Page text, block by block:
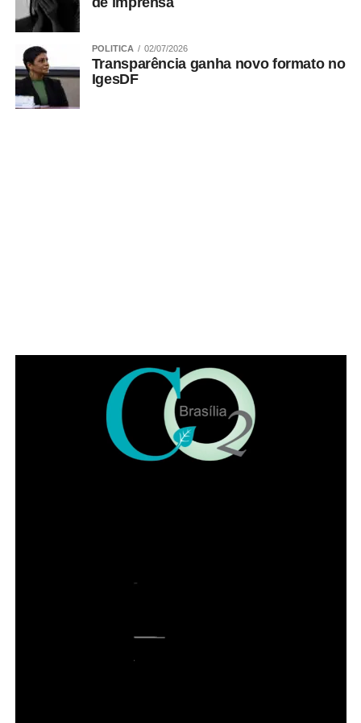
ADVERTISEMENT
POLITICA 02/07/2026
Transparência ganha novo formato no
IgesDF